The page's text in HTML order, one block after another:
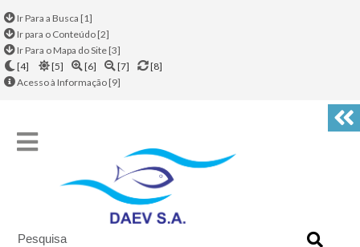
Ir Para a Busca [1]
Ir para o Conteúdo [2]
Ir Para o Mapa do Site [3]
[4]
[5] [6] [7]
[8]
Acesso à Informação [9]